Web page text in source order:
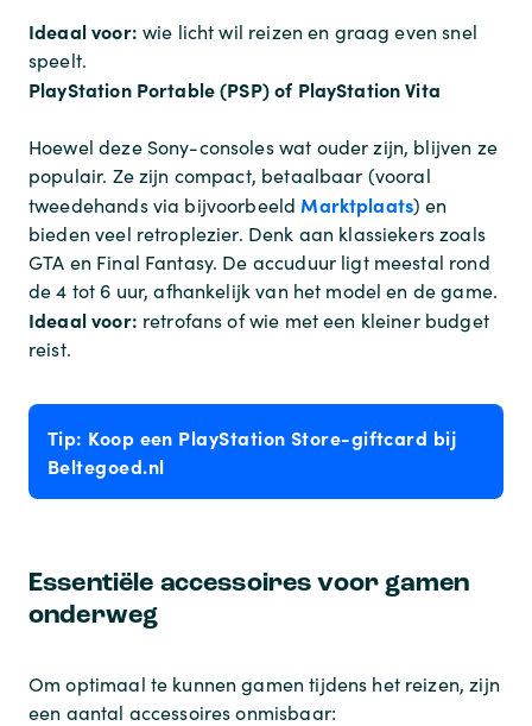
Ideaal voor: wie licht wil reizen en graag even snel
speelt.
PlayStation Portable (PSP) of PlayStation Vita
Hoewel deze Sony-consoles wat ouder zijn, blijven ze
populair. Ze zijn compact, betaalbaar (vooral
tweedehands via bijvoorbeeld Marktplaats) en
bieden veel retroplezier. Denk aan klassiekers zoals
GTA en Final Fantasy. De accuduur ligt meestal rond
de 4 tot 6 uur, afhankelijk van het model en de game.
Ideaal voor: retrofans of wie met een kleiner budget
reist.
Tip: Koop een PlayStation Store-giftcard bij
Beltegoed.nl
Essentiële accessoires voor gamen
onderweg
Om optimaal te kunnen gamen tijdens het reizen, zijn
een aantal accessoires onmisbaar: